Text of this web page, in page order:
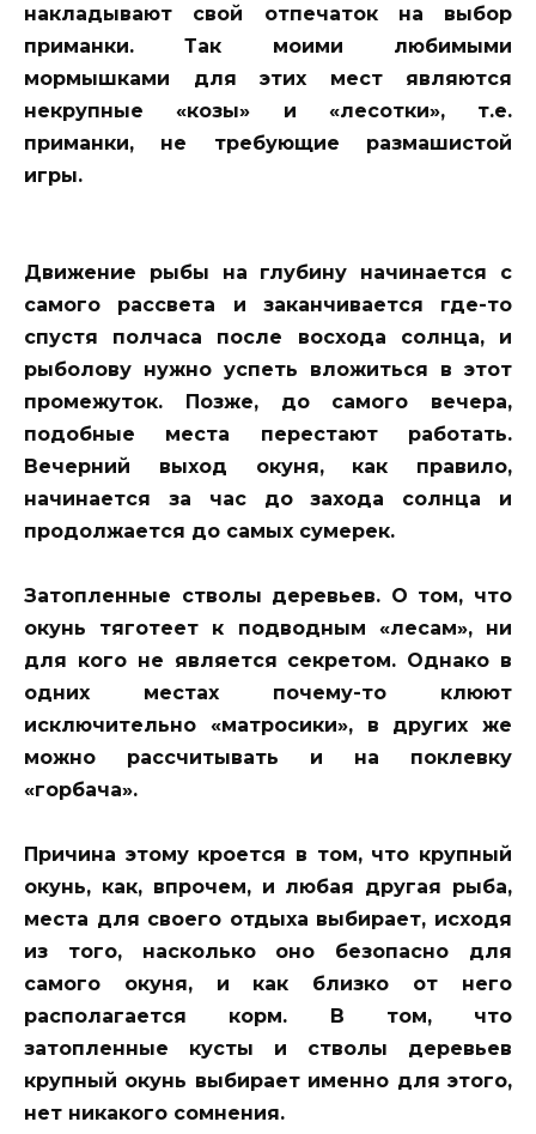
накладывают свой отпечаток на выбор
приманки. Так моими любимыми
мормышками для этих мест являются
некрупные «козы» и «лесотки», т.е.
приманки, не требующие размашистой
игры.
Движение рыбы на глубину начинается с
самого рассвета и заканчивается где-то
спустя полчаса после восхода солнца, и
рыболову нужно успеть вложиться в этот
промежуток. Позже, до самого вечера,
подобные места перестают работать.
Вечерний выход окуня, как правило,
начинается за час до захода солнца и
продолжается до самых сумерек.
Затопленные стволы деревьев. О том, что
окунь тяготеет к подводным «лесам», ни
для кого не является секретом. Однако в
одних местах почему-то клюют
исключительно «матросики», в других же
можно рассчитывать и на поклевку
«горбача».
Причина этому кроется в том, что крупный
окунь, как, впрочем, и любая другая рыба,
места для своего отдыха выбирает, исходя
из того, насколько оно безопасно для
самого окуня, и как близко от него
располагается корм. В том, что
затопленные кусты и стволы деревьев
крупный окунь выбирает именно для этого,
нет никакого сомнения.